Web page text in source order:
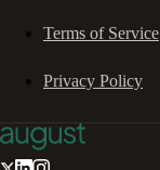
Terms of Service
Privacy Policy